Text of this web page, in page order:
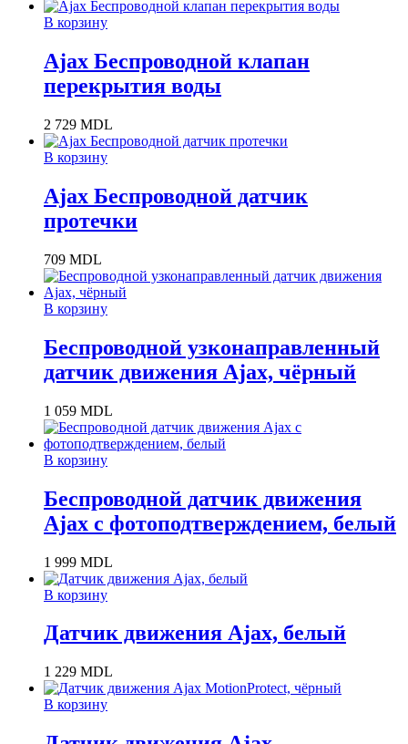
В корзину
Ajax Беспроводной клапан
перекрытия воды
2 729 MDL
В корзину
Ajax Беспроводной датчик
протечки
709 MDL
В корзину
Беспроводной узконаправленный
датчик движения Ajax, чёрный
1 059 MDL
В корзину
Беспроводной датчик движения
Ajax с фотоподтверждением, белый
1 999 MDL
В корзину
Датчик движения Ajax, белый
1 229 MDL
В корзину